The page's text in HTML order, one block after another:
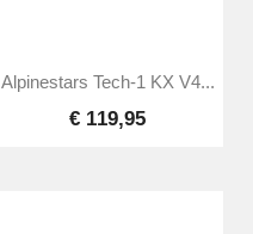
Alpinestars Tech-1 KX V4...
€ 119,95